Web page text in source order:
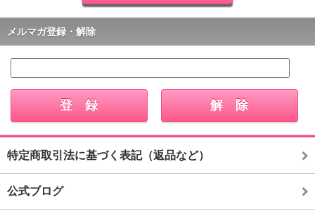
メルマガ登録・解除
特定商取引法に基づく表記（返品など）
公式ブログ